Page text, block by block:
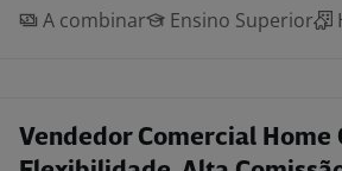
A combinar
Ensino Superior
Vendedor Comercial Home